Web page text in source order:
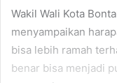
Wakil Wali Kota
menyampaikan
bisa lebih ramah
benar bisa menjadi